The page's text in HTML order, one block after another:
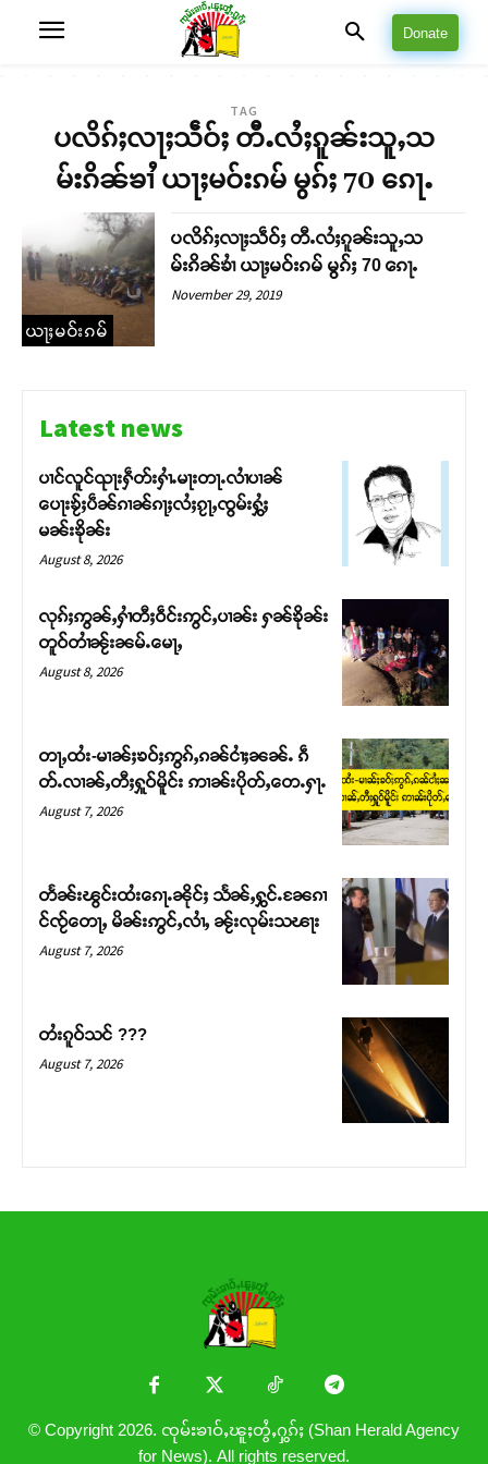
Support SHAN
တ်ႇ တူဝ်ႈလုမ်ႈၾႃႉၼၼ်ႉ ၶဝ်ႈႁူမ်ႈၵမ်ႉထႅမ် ၸုမ်းၶၢ
ဝ်ႇၽူႈတွႆႇႁွၵ်ႈ လႆႈယူႇၶႃႈဢေႃႈ။
Donate
TAG
ပလိၵ်ႈလႃႈသဵဝ်ႈ တီႉလႆႈၵူၼ်းသူႇသ
မ်းၵိၼ်ၶၢႆ ယႃႈမဝ်းၵမ် မွၵ်ႈ 70 ၵေႃႉ
ယႃႈမဝ်းၵမ်
ပလိၵ်ႈလႃႈသဵဝ်ႈ တီႉလႆႈၵူၼ်းသူႇသ
မ်းၵိၼ်ၶၢႆ ယႃႈမဝ်းၵမ် မွၵ်ႈ 70 ၵေႃႉ
November 29, 2019
Latest news
ပၢင်လူင်ၺႃးႁဵတ်းႁၢႆႉမႃးတႃႉလၢႆပၢၼ် ​​
ပေႃးၶႂ်ႈပဵၼ်ၵၢၼ်ၵႃႈလႆႈၵႂႃႇၸွမ်းႁွႆႈ
မၼ်းၶိုၼ်း
August 8, 2026
လုၵ်ႈဢွၼ်ႇႁၢႆတီႈဝဵင်းဢွင်ႇပၢၼ်း ႁၼ်ၶိုၼ်း
တူဝ်တၢႆၼႂ်းၼမ်ႉမေႃႇ
August 8, 2026
တႃႇထႆး-မၢၼ်ႈၶဝ်ႈဢွၵ်ႇၵၼ်ငၢႆႈၼၼ်ႉ ၵဵ
တ်ႉလၢၼ်ႇတီႈႁူဝ်မိူင်း ဢၢၼ်းပိုတ်ႇတေႉႁႃႉ
August 7, 2026
တႅၼ်းၽွင်းထႆးၵေႃႉၼိုင်ႈ သႅၼ်ႇႁွင်ႉၼႄၵၢ
င်ၸႂ်တေႃႇ မိၼ်းဢွင်ႇလၢႆႇ ၼႂ်းလုမ်းသၽႃး
August 7, 2026
တႆးၵူဝ်သင် ???
August 7, 2026
© Copyright 2026. ၸုမ်းၶၢဝ်ႇၽူႈတွႆႇႁွၵ်ႈ (Shan Herald Agency
for News). All rights reserved.